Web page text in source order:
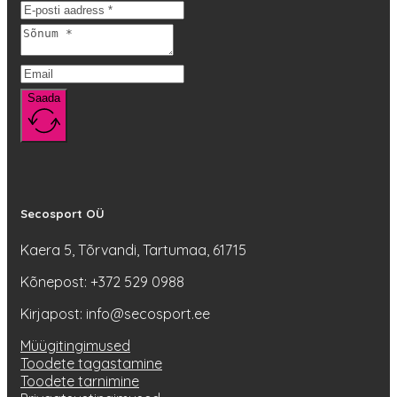
Saada
Secosport OÜ
Kaera 5, Tõrvandi, Tartumaa, 61715
Kõnepost: +372 529 0988
Kirjapost: info@secosport.ee
Müügitingimused
Toodete tagastamine
Toodete tarnimine